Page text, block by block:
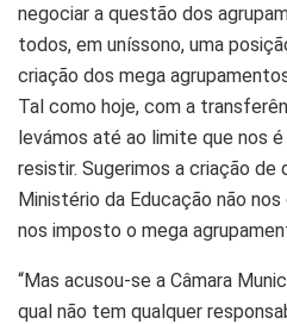
negociar a questão dos
todos, em uníssono, uma
criação dos mega
Tal como hoje, com a
levámos até ao limite que nos
resistir. Sugerimos a criação de
Ministério da Educação não
nos imposto o mega
“Mas acusou-se a Câmara
qual não tem qualquer